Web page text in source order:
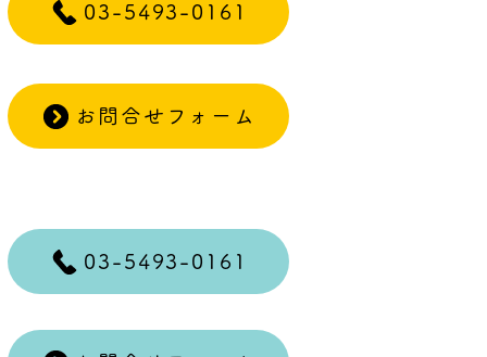
お問合せフォーム
03-5493-0161
03-5493-0161